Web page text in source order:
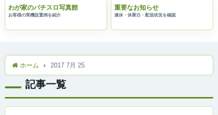
わが家のパチスロ写真館 重要なお知らせ
ホーム 2017 7月 25
記事一覧